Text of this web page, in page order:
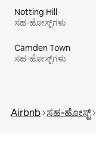
Notting Hill
ಸಹ‑ಹೋಸ್ಟ್‌ಗಳು
Camden Town
ಸಹ‑ಹೋಸ್ಟ್‌ಗಳು
Airbnb ಸಹ‑ಹೋಸ್ಟ್